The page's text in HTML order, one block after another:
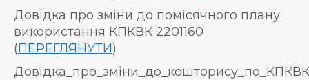
Довідка про зміни до помісячного плану
використання КПКВК 2201160
(ПЕРЕГЛЯНУТИ)